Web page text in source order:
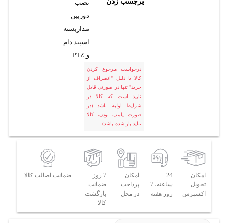
نصب
دوربين
مداربسته
اسپيد دام
و PTZ
درخواست مرجوع کردن
کالا با دلیل "انصراف از
خرید" تنها در صورتی قابل
تایید است که کالا در
شرایط اولیه باشد (در
صورت پلمپ بودن، کالا
نباید باز شده باشد).
امکان
تحویل
اکسپرس
24
ساعته، 7
روز هفته
امکان
پرداخت
در محل
7 روز
ضمانت
بازگشت
کالا
ضمانت اصالت کالا